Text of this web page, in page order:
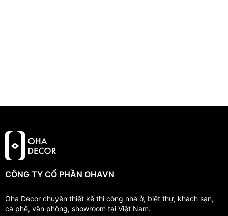
CÔNG TY CỔ PHẦN OHAVN
Oha Decor chuyên thiết kế thi công nhà ở, biệt thự, khách sạn,
cà phê, văn phòng, showroom tại Việt Nam.